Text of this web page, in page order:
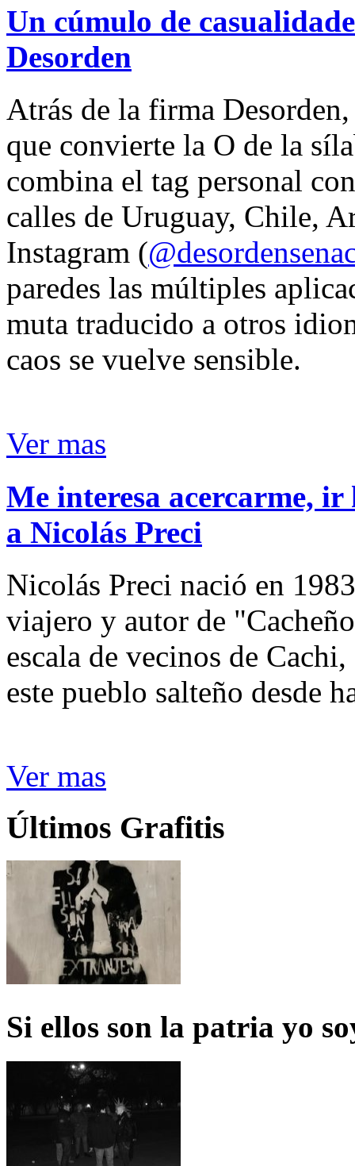
Un cúmulo de
Desorden
Atrás de la firma
que convierte la O de la
combina el tag personal
calles de Uruguay, Chile,
Instagram (
paredes las múltiples
muta traducido a otros
caos se vuelve sensible.
Ver mas
Me interesa acercarme,
a Nicolás Preci
Nicolás Preci nació en
viajero y autor de
escala de vecinos de
este pueblo salteño desde
Ver mas
Últimos Grafitis
Si ellos son la patria yo